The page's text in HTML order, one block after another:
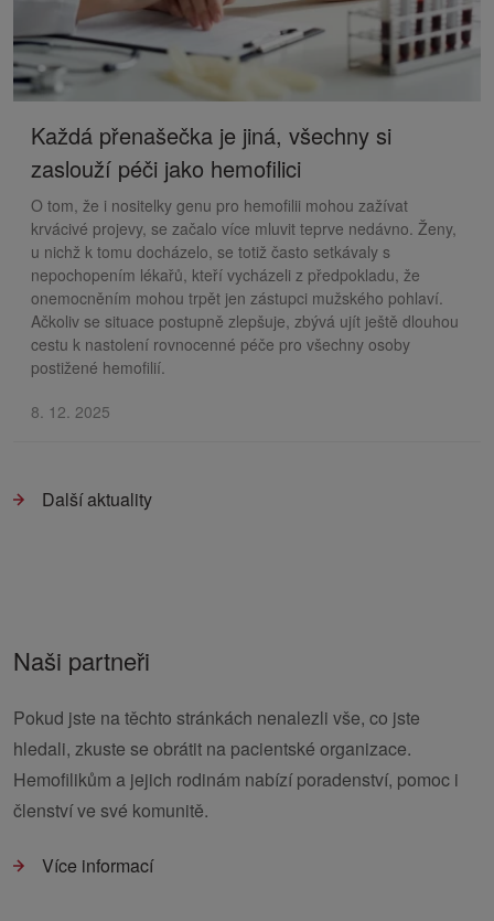
Každá přenašečka je jiná, všechny si
zaslouží péči jako hemofilici
O tom, že i nositelky genu pro hemofilii mohou zažívat
krvácivé projevy, se začalo více mluvit teprve nedávno. Ženy,
u nichž k tomu docházelo, se totiž často setkávaly s
nepochopením lékařů, kteří vycházeli z předpokladu, že
onemocněním mohou trpět jen zástupci mužského pohlaví.
Ačkoliv se situace postupně zlepšuje, zbývá ujít ještě dlouhou
cestu k nastolení rovnocenné péče pro všechny osoby
postižené hemofilií.
8. 12. 2025
Další aktuality
Naši partneři
Pokud jste na těchto stránkách nenalezli vše, co jste
hledali, zkuste se obrátit na pacientské organizace.
Hemofilikům a jejich rodinám nabízí poradenství, pomoc i
členství ve své komunitě.
Více informací